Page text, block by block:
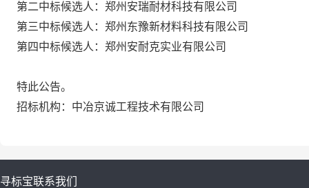
第二中标候选人：郑州安瑞耐材科技有限公司
第三中标候选人：郑州东豫新材料科技有限公司
第四中标候选人：郑州安耐克实业有限公司
特此公告。
招标机构 ：中冶京诚工程技术有限公司
寻标宝联系我们